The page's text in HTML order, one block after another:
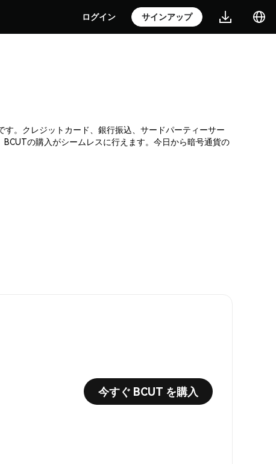
ログイン サインアップ
。クレジットカード、銀行振込、サードパーティーサー
の購入がシームレスに行えます。今日から暗号通貨の
今すぐ BCUT を購入